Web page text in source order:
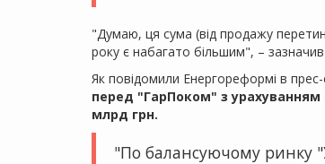
"Думаю, ця сума (від продажу
року є набагато більшим", –
Як повідомили Енергореформі в
перед "ГарПоком" з урахуванням
млрд грн.
"По балансуючому ринку